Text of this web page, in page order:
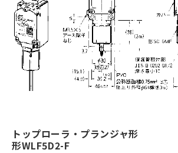
トップローラ・プランジャ形
形WLF5D2-F